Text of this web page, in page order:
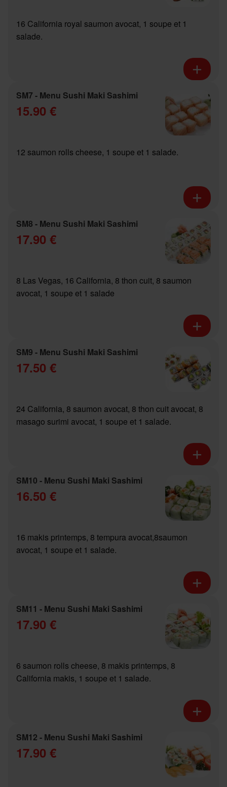
16 California royal saumon avocat, 1 soupe et 1
salade.
SM7 - Menu Sushi Maki Sashimi
15.90 €
12 saumon rolls cheese, 1 soupe et 1 salade.
SM8 - Menu Sushi Maki Sashimi
17.90 €
8 Las Vegas, 16 California, 8 thon cuit, 8 saumon
avocat, 1 soupe et 1 salade
SM9 - Menu Sushi Maki Sashimi
17.50 €
24 California, 8 saumon avocat, 8 thon cuit avocat, 8
masago surimi avocat, 1 soupe et 1 salade.
SM10 - Menu Sushi Maki Sashimi
16.50 €
16 makis printemps, 8 tempura avocat,8saumon
avocat, 1 soupe et 1 salade.
SM11 - Menu Sushi Maki Sashimi
17.90 €
6 saumon rolls cheese, 8 makis printemps, 8
California makis, 1 soupe et 1 salade.
SM12 - Menu Sushi Maki Sashimi
17.90 €